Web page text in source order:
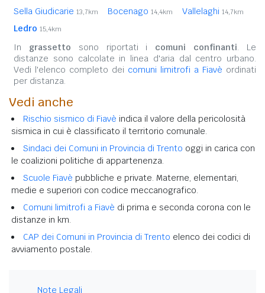
Sella Giudicarie 13,7km Bocenago 14,4km Vallelaghi 14,7km
Ledro 15,4km
In grassetto sono riportati i comuni confinanti. Le
distanze sono calcolate in linea d'aria dal centro urbano.
Vedi l'elenco completo dei comuni limitrofi a Fiavè ordinati
per distanza.
Vedi anche
Rischio sismico di Fiavè indica il valore della pericolosità
sismica in cui è classificato il territorio comunale.
Sindaci dei Comuni in Provincia di Trento oggi in carica con
le coalizioni politiche di appartenenza.
Scuole Fiavè pubbliche e private. Materne, elementari,
medie e superiori con codice meccanografico.
Comuni limitrofi a Fiavè di prima e seconda corona con le
distanze in km.
CAP dei Comuni in Provincia di Trento elenco dei codici di
avviamento postale.
Note Legali